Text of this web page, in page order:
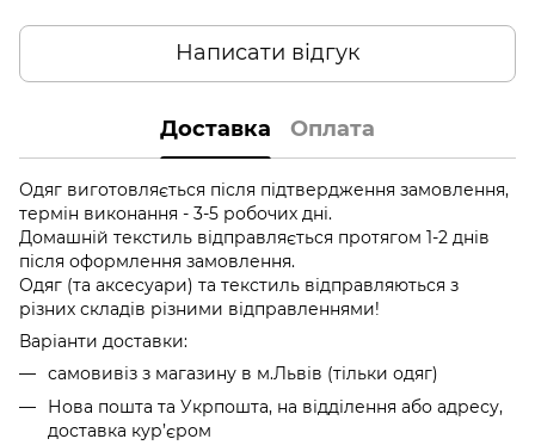
Написати відгук
Доставка Оплата
Одяг виготовляється після підтвердження замовлення,
термін виконання - 3-5 робочих дні.
Домашній текстиль відправляється протягом 1-2 днів
після оформлення замовлення.
Одяг (та аксесуари) та текстиль відправляються з
різних складів різними відправленнями!
Варіанти доставки:
самовивіз з магазину в м.Львів (тільки одяг)
Нова пошта та Укрпошта, на відділення або адресу,
доставка кур’єром